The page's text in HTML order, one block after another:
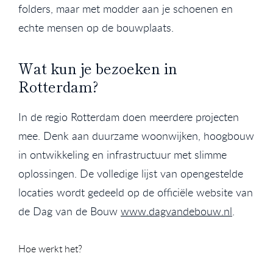
folders, maar met modder aan je schoenen en
echte mensen op de bouwplaats.
Wat kun je bezoeken in
Rotterdam?
In de regio Rotterdam doen meerdere projecten
mee. Denk aan duurzame woonwijken, hoogbouw
in ontwikkeling en infrastructuur met slimme
oplossingen. De volledige lijst van opengestelde
locaties wordt gedeeld op de officiële website van
de Dag van de Bouw www.dagvandebouw.nl.
Hoe werkt het?